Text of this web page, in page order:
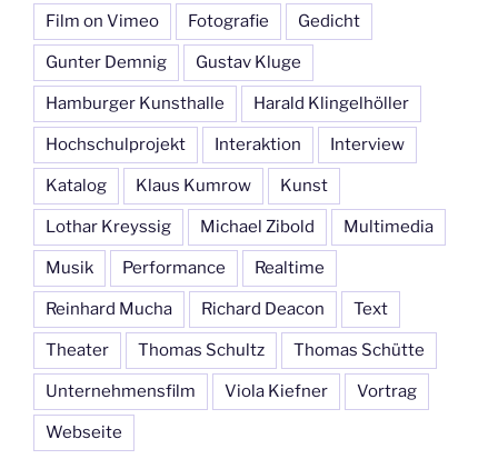
Film on Vimeo Fotografie Gedicht
Gunter Demnig Gustav Kluge
Hamburger Kunsthalle Harald Klingelhöller
Hochschulprojekt Interaktion Interview
Katalog Klaus Kumrow Kunst
Lothar Kreyssig Michael Zibold Multimedia
Musik Performance Realtime
Reinhard Mucha Richard Deacon Text
Theater Thomas Schultz Thomas Schütte
Unternehmensfilm Viola Kiefner Vortrag
Webseite